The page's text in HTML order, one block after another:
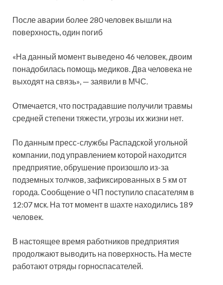
После аварии более 280 человек вышли на
поверхность, один погиб
«На данный момент выведено 46 человек, двоим
понадобилась помощь медиков. Два человека не
выходят на связь», — заявили в МЧС.
Отмечается, что пострадавшие получили травмы
средней степени тяжести, угрозы их жизни нет.
По данным пресс-службы Распадской угольной
компании, под управлением которой находится
предприятие, обрушение произошло из-за
подземных толчков, зафиксированных в 5 км от
города. Сообщение о ЧП поступило спасателям в
12:07 мск. На тот момент в шахте находились 189
человек.
В настоящее время работников предприятия
продолжают выводить на поверхность. На месте
работают отряды горноспасателей.